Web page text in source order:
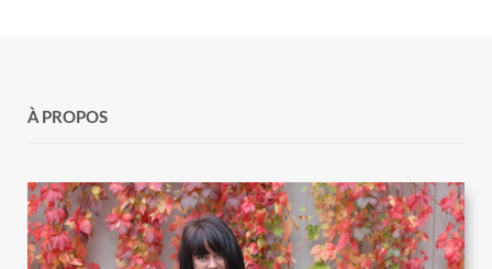
À PROPOS